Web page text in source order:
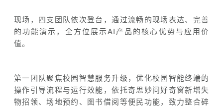
现场，四支团队依次登台，通过流畅的现场表达、完善
的功能演示，全方位展示AI产品的核心优势与应用价
值。
第一团队聚焦校园智慧服务升级，优化校园智能终端的
操作引导流程与运行效能，依托奇思妙问好奇窗新增失
物招领、场地预约、图书借阅等便民功能，致力整合碎